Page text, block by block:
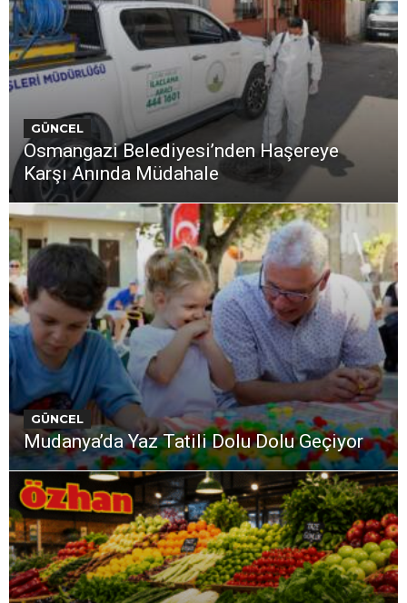
GÜNCEL
Osmangazi Belediyesi’nden Haşereye
Karşı Anında Müdahale
GÜNCEL
Mudanya’da Yaz Tatili Dolu Dolu Geçiyor